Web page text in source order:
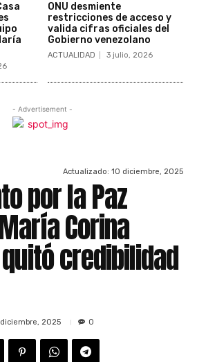
ONU desmiente
restricciones de acceso y
valida cifras oficiales del
Gobierno venezolano
ACTUALIDAD 3 julio, 2026
- Advertisement -